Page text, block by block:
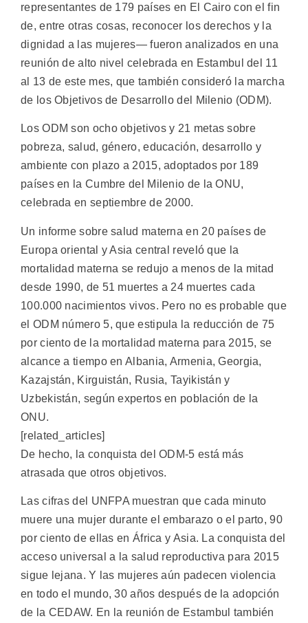
representantes de 179 países en El Cairo con el fin
de, entre otras cosas, reconocer los derechos y la
dignidad a las mujeres— fueron analizados en una
reunión de alto nivel celebrada en Estambul del 11
al 13 de este mes, que también consideró la marcha
de los Objetivos de Desarrollo del Milenio (ODM).
Los ODM son ocho objetivos y 21 metas sobre
pobreza, salud, género, educación, desarrollo y
ambiente con plazo a 2015, adoptados por 189
países en la Cumbre del Milenio de la ONU,
celebrada en septiembre de 2000.
Un informe sobre salud materna en 20 países de
Europa oriental y Asia central reveló que la
mortalidad materna se redujo a menos de la mitad
desde 1990, de 51 muertes a 24 muertes cada
100.000 nacimientos vivos. Pero no es probable que
el ODM número 5, que estipula la reducción de 75
por ciento de la mortalidad materna para 2015, se
alcance a tiempo en Albania, Armenia, Georgia,
Kazajstán, Kirguistán, Rusia, Tayikistán y
Uzbekistán, según expertos en población de la
ONU.
[related_articles]
De hecho, la conquista del ODM-5 está más
atrasada que otros objetivos.
Las cifras del UNFPA muestran que cada minuto
muere una mujer durante el embarazo o el parto, 90
por ciento de ellas en África y Asia. La conquista del
acceso universal a la salud reproductiva para 2015
sigue lejana. Y las mujeres aún padecen violencia
en todo el mundo, 30 años después de la adopción
de la CEDAW. En la reunión de Estambul también